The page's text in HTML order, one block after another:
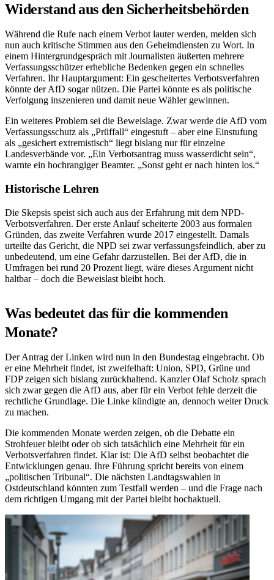
Widerstand aus den Sicherheitsbehörden
Während die Rufe nach einem Verbot lauter werden, melden sich
nun auch kritische Stimmen aus den Geheimdiensten zu Wort. In
einem Hintergrundgespräch mit Journalisten äußerten mehrere
Verfassungsschützer erhebliche Bedenken gegen ein schnelles
Verfahren. Ihr Hauptargument: Ein gescheitertes Verbotsverfahren
könnte der AfD sogar nützen. Die Partei könnte es als politische
Verfolgung inszenieren und damit neue Wähler gewinnen.
Ein weiteres Problem sei die Beweislage. Zwar werde die AfD vom
Verfassungsschutz als „Prüffall“ eingestuft – aber eine Einstufung
als „gesichert extremistisch“ liegt bislang nur für einzelne
Landesverbände vor. „Ein Verbotsantrag muss wasserdicht sein“,
warnte ein hochrangiger Beamter. „Sonst geht er nach hinten los.“
Historische Lehren
Die Skepsis speist sich auch aus der Erfahrung mit dem NPD-
Verbotsverfahren. Der erste Anlauf scheiterte 2003 aus formalen
Gründen, das zweite Verfahren wurde 2017 eingestellt. Damals
urteilte das Gericht, die NPD sei zwar verfassungsfeindlich, aber zu
unbedeutend, um eine Gefahr darzustellen. Bei der AfD, die in
Umfragen bei rund 20 Prozent liegt, wäre dieses Argument nicht
haltbar – doch die Beweislast bleibt hoch.
Was bedeutet das für die kommenden
Monate?
Der Antrag der Linken wird nun in den Bundestag eingebracht. Ob
er eine Mehrheit findet, ist zweifelhaft: Union, SPD, Grüne und
FDP zeigen sich bislang zurückhaltend. Kanzler Olaf Scholz sprach
sich zwar gegen die AfD aus, aber für ein Verbot fehle derzeit die
rechtliche Grundlage. Die Linke kündigte an, dennoch weiter Druck
zu machen.
Die kommenden Monate werden zeigen, ob die Debatte ein
Strohfeuer bleibt oder ob sich tatsächlich eine Mehrheit für ein
Verbotsverfahren findet. Klar ist: Die AfD selbst beobachtet die
Entwicklungen genau. Ihre Führung spricht bereits von einem
„politischen Tribunal“. Die nächsten Landtagswahlen in
Ostdeutschland könnten zum Testfall werden – und die Frage nach
dem richtigen Umgang mit der Partei bleibt hochaktuell.